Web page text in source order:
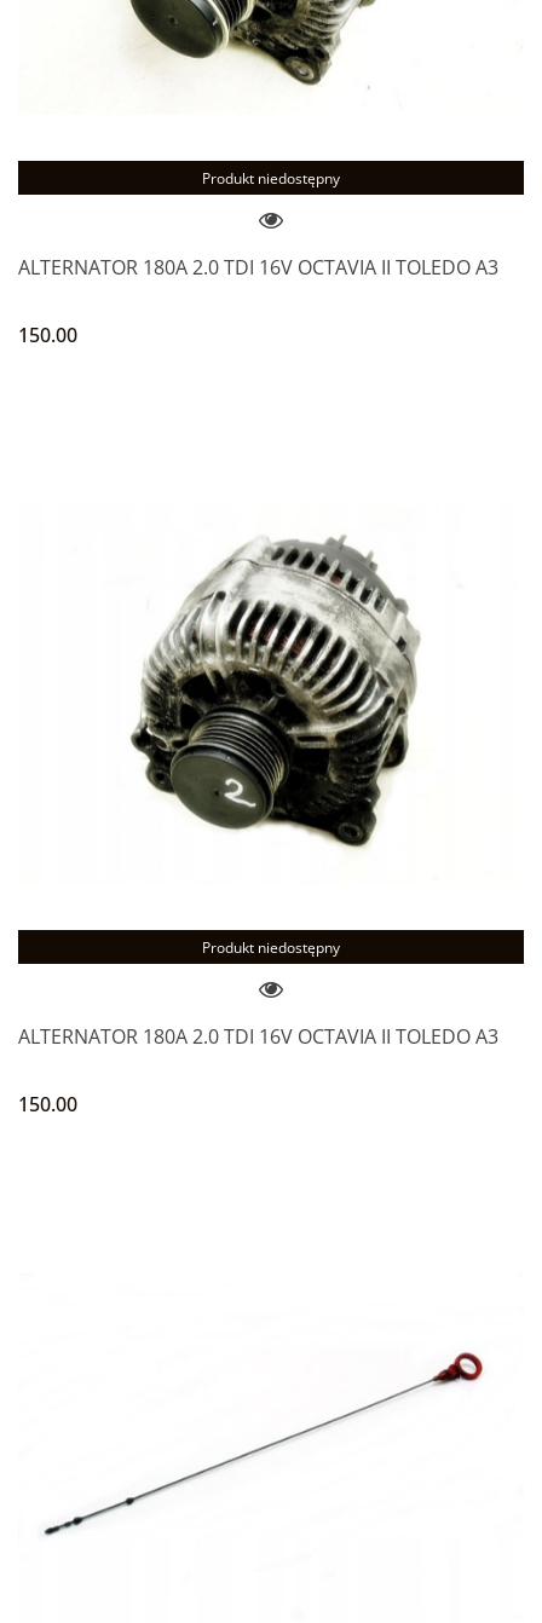
Produkt niedostępny
ALTERNATOR 180A 2.0 TDI 16V OCTAVIA II TOLEDO A3
150.00
Produkt niedostępny
ALTERNATOR 180A 2.0 TDI 16V OCTAVIA II TOLEDO A3
150.00